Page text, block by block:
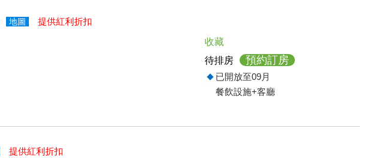
地圖
提供紅利折扣
收藏
待排房
預約訂房
已開放至09月
餐飲設施+客廳
提供紅利折扣